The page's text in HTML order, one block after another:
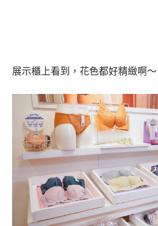
展示櫃上看到，花色都好精緻啊～